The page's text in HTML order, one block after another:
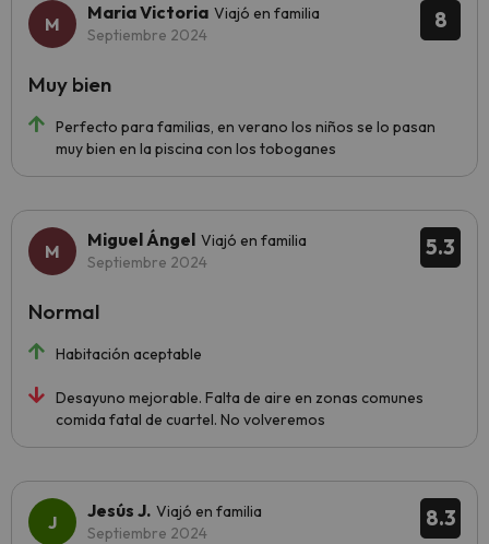
8
Maria Victoria Viajó en familia
Septiembre 2024
Perfecto para familias, en verano los niños se lo pasan
muy bien en la piscina con los toboganes
Muy bien
5.3
Miguel Ángel Viajó en familia
Septiembre 2024
Habitación aceptable
Desayuno mejorable. Falta de aire en zonas comunes
comida fatal de cuartel. No volveremos
Normal
8.3
Jesús J. Viajó en familia
Septiembre 2024